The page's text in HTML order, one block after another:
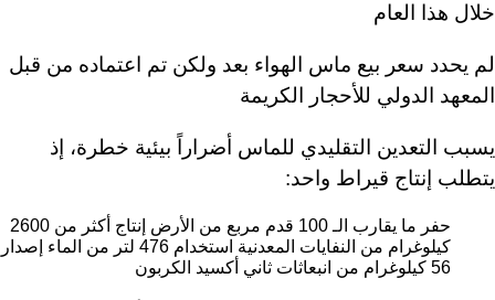
خلال هذا العام
لم يحدد سعر بيع ماس الهواء بعد ولكن تم اعتماده من قبل
المعهد الدولي للأحجار الكريمة
يسبب التعدين التقليدي للماس أضراراً بيئية خطرة، إذ
يتطلب إنتاج قيراط واحد:
حفر ما يقارب الـ 100 قدم مربع من الأرض
إنتاج أكثر من 2600
كيلوغرام من النفايات المعدنية استخدام 476 لتر من الماء
إصدار
56 كيلوغرام من انبعاثات ثاني أكسيد الكربون